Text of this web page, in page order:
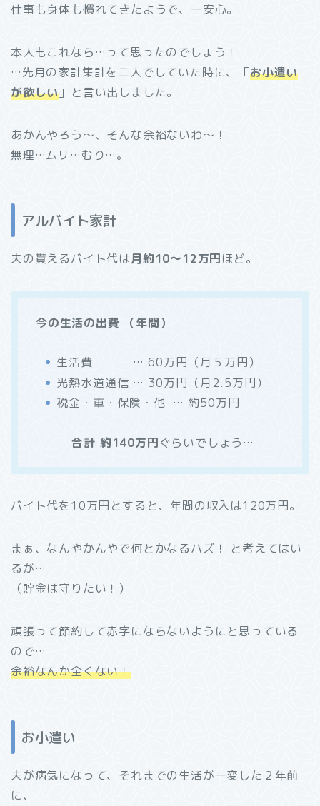
仕事も身体も慣れてきたようで、一安心。
本人もこれなら…って思ったのでしょう！
…先月の家計集計を二人でしていた時に、「お小遣い
が欲しい 」と言い出しました。
あかんやろう～、そんな余裕ないわ～！
無理…ムリ…むり…。
アルバイト家計
夫の貰えるバイト代は月約10～12万円ほど。
今の生活の出費 （年間）
生活費 … 60万円（月５万円）
光熱水道通信 … 30万円（月2.5万円）
税金・車・保険・他 … 約50万円
合計 約140万円ぐらいでしょう…
バイト代を10万円とすると、年間の収入は120万円。
まぁ、なんやかんやで何とかなるハズ！ と考えてはい
るが…
（貯金は守りたい！）
頑張って節約して赤字にならないようにと思っている
ので…
余裕なんか全くない！
お小遣い
夫が病気になって、それまでの生活が一変した２年前
に、